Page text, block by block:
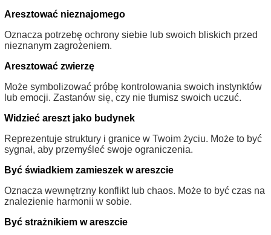
Aresztować nieznajomego
Oznacza potrzebę ochrony siebie lub swoich bliskich przed
nieznanym zagrożeniem.
Aresztować zwierzę
Może symbolizować próbę kontrolowania swoich instynktów
lub emocji. Zastanów się, czy nie tłumisz swoich uczuć.
Widzieć areszt jako budynek
Reprezentuje struktury i granice w Twoim życiu. Może to być
sygnał, aby przemyśleć swoje ograniczenia.
Być świadkiem zamieszek w areszcie
Oznacza wewnętrzny konflikt lub chaos. Może to być czas na
znalezienie harmonii w sobie.
Być strażnikiem w areszcie